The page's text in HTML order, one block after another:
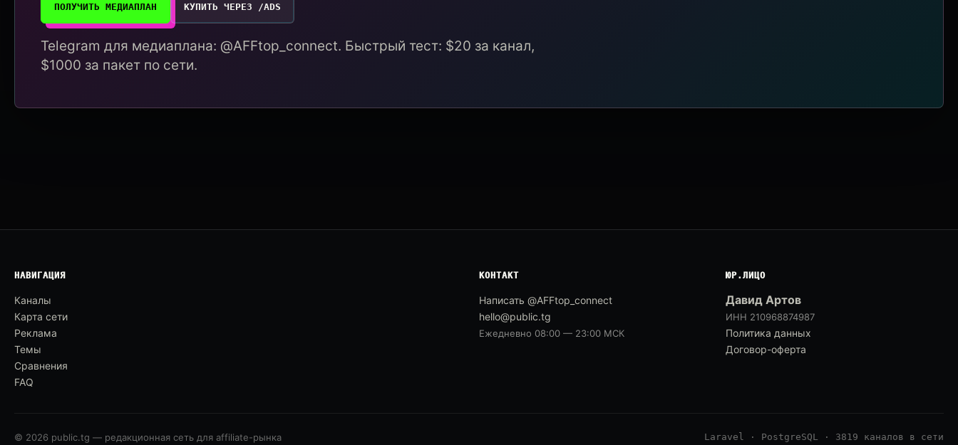
ПОЛУЧИТЬ МЕДИАПЛАН КУПИТЬ ЧЕРЕЗ /ADS
Telegram для медиаплана: @AFFtop_connect. Быстрый тест: $20 за канал,
$1000 за пакет по сети.
НАВИГАЦИЯ
Каналы
Карта сети
Реклама
Темы
Сравнения
FAQ
КОНТАКТ
Написать @AFFtop_connect
hello@public.tg
Ежедневно 08:00 — 23:00 МСК
ЮР.ЛИЦО
Давид Артов
ИНН 210968874987
Политика данных
Договор-оферта
© 2026 public.tg — редакционная сеть для affiliate-рынка Laravel · PostgreSQL · 3819 каналов в сети